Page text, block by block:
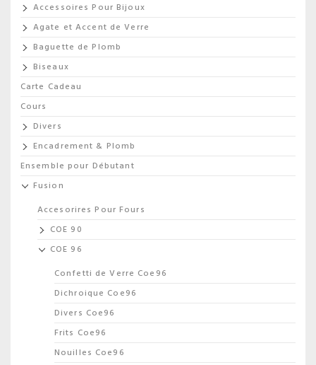
Accessoires Pour Bijoux
Agate et Accent de Verre
Baguette de Plomb
Biseaux
Carte Cadeau
Cours
Divers
Encadrement & Plomb
Ensemble pour Débutant
Fusion
Accesorires Pour Fours
COE 90
COE 96
Confetti de Verre Coe96
Dichroique Coe96
Divers Coe96
Frits Coe96
Nouilles Coe96